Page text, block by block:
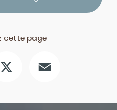
cette page